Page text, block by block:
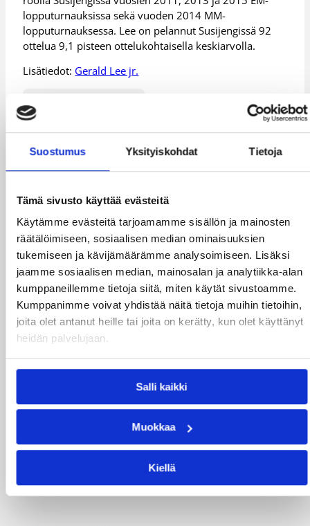
Suostumus Yksityiskohdat Tietoja
Tämä sivusto käyttää evästeitä
Käytämme evästeitä tarjoamamme sisällön ja mainosten
räätälöimiseen, sosiaalisen median ominaisuuksien
tukemiseen ja kävijämäärämme analysoimiseen. Lisäksi
jaamme sosiaalisen median, mainosalan ja analytiikka-alan
kumppaneillemme tietoja siitä, miten käytät sivustoamme.
Kumppanimme voivat yhdistää näitä tietoja muihin tietoihin,
joita olet antanut heille tai joita on kerätty, kun olet käyttänyt
heidän palvelujaan.
Salli kaikki
Muokkaa
Kiellä
lopputurnauksissa sekä vuoden 2014 MM-
lopputurnauksessa. Lee on pelannut Susijengissä 92
ottelua 9,1 pisteen ottelukohtaisella keskiarvolla.
Lisätiedot: Gerald Lee jr.
Päivitetty
Henkilöt
Alex Vaenerberg
Antti Niskanen
Antto Nikkarinen
Carl Lindbom
Devonte Upson
Gerald Lee Jr.
Gerald Lee Sr.
Jason Conley
Jyri Eboreime
Raymond Cowels III
Remy Abell
Sauli Silvonen
Timo Heinonen
Kategoriat
Korisliiga Pääjuttu Sarjat